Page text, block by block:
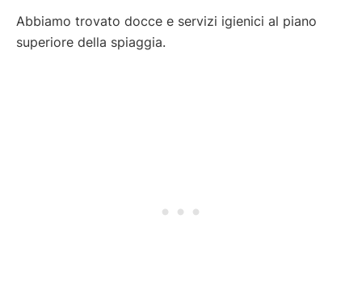
Abbiamo trovato docce e servizi igienici al piano
superiore della spiaggia.